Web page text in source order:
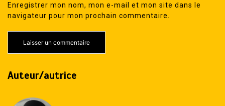
Enregistrer mon nom, mon e-mail et mon site dans le
navigateur pour mon prochain commentaire.
Auteur/autrice